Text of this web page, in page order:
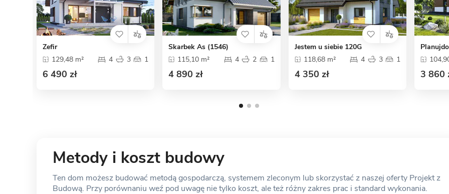
Zefir
129,48 m²
4 3 1
6 490 zł
Skarbek As (1546)
115,10 m²
4 2 1
4 890 zł
Jestem u siebie 120G
118,68 m²
4 3 1
4 350 zł 3 860
Metody i koszt budowy
Ten dom możesz budować metodą gospodarczą, systemem zleconym lub skorzystać z naszej oferty Projekt z
Budową. Przy porównaniu weź pod uwagę nie tylko koszt, ale też różny zakres prac i standard wykonania.